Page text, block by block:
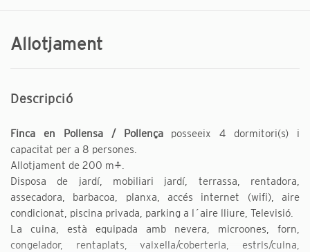
Allotjament
Descripció
Finca en Pollensa / Pollençaposseeix 4 dormitori(s) i
capacitat per a 8 persones.
Allotjament de 200 m².
Disposa de jardí, mobiliari jardí, terrassa, rentadora,
assecadora, barbacoa, planxa, accés internet (wifi), aire
condicionat, piscina privada, parking a l´aire lliure, Televisió.
La cuina, està equipada amb nevera, microones, forn,
congelador, rentaplats, vaixella/coberteria, estris/cuina,